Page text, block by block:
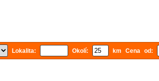
Lokalita: Okolí: km Cena od: